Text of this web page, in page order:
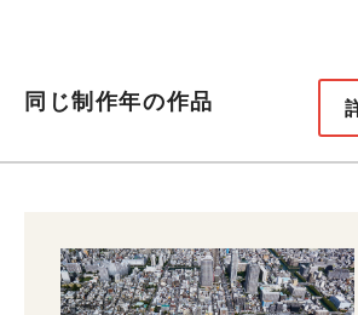
同じ制作年の作品